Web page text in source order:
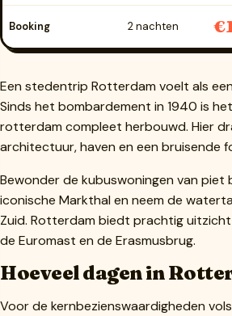
Booking 2 nachten
Een stedentrip Rotterdam voelt als
Sinds het bombardement in 1940 is
rotterdam compleet herbouwd. Hier
architectuur, haven en een bruisende
Bewonder de kubuswoningen van piet
iconische Markthal en neem de
Zuid. Rotterdam biedt prachtig
de Euromast en de Erasmusbrug.
Hoeveel dagen in
Voor de kernbezienswaardigheden